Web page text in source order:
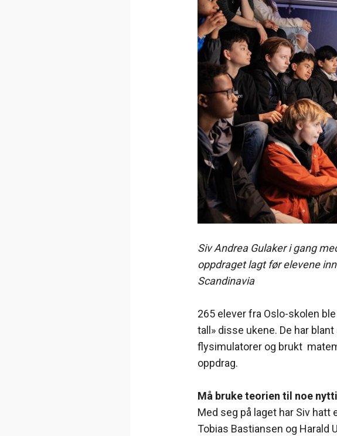
Siv Andrea Gulaker i gang
oppdraget lagt før elevene
Scandinavia
265 elever fra Oslo-skolen
tall» disse ukene. De har
flysimulatorer og brukt
oppdrag.
Må bruke teorien til noe
Med seg på laget har Siv hatt
Tobias Bastiansen og Harald